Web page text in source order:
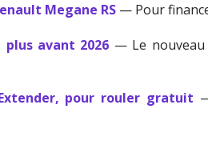
Megane RS — Pour
avant 2026 — Le
pour rouler gratuit